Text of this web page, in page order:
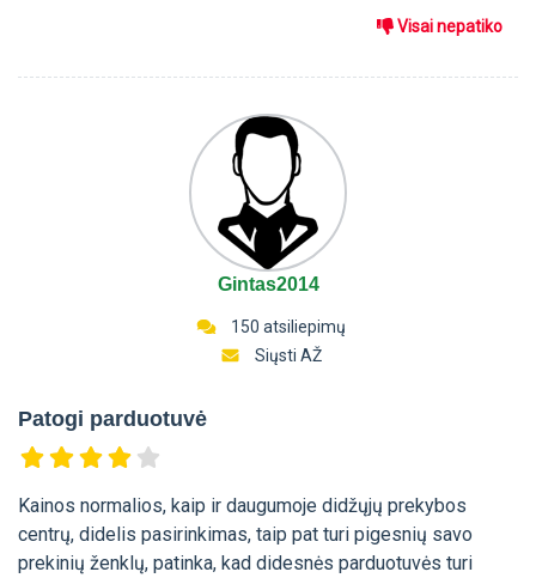
Visai nepatiko
Gintas2014
150 atsiliepimų
Siųsti AŽ
Patogi parduotuvė
Kainos normalios, kaip ir daugumoje didžųjų prekybos
centrų, didelis pasirinkimas, taip pat turi pigesnių savo
prekinių ženklų, patinka, kad didesnės parduotuvės turi